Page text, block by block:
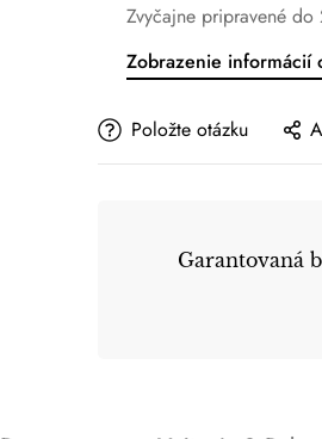
Zvyčajne pripravené
Zobrazenie informácií
Položte otázku
Garantovaná